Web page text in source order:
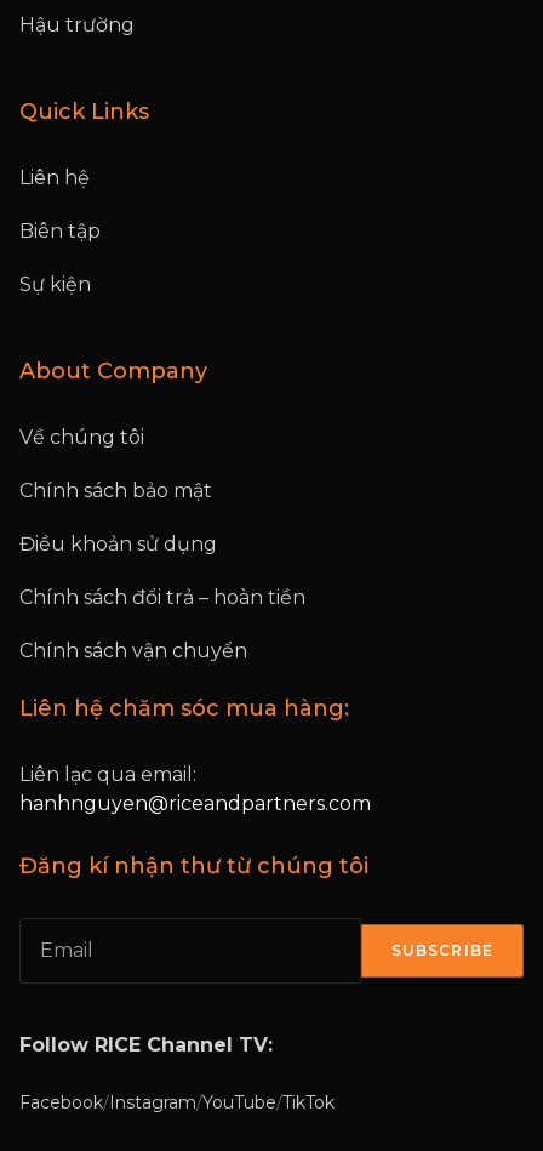
Hậu trường
Quick Links
Liên hệ
Biên tập
Sự kiện
About Company
Về chúng tôi
Chính sách bảo mật
Điều khoản sử dụng
Chính sách đổi trả – hoàn tiền
Chính sách vận chuyển
Liên hệ chăm sóc mua hàng:
Liên lạc qua email:
hanhnguyen@riceandpartners.com
Đăng kí nhận thư từ chúng tôi
SUBSCRIBE
Follow RICE Channel TV:
Facebook/Instagram/YouTube/TikTok